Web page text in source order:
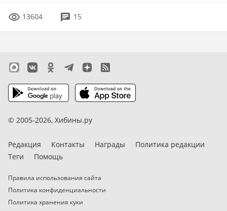
Болталка
Бизнес
Строительство, ремонт
Туризм и путешествия
Вопросы админу
Темный режим
13604 15
© 2005-2026, Хибины.ру
Редакция Контакты Награды
Политика редакции
Теги
Помощь
Правила использования сайта
Политика конфиденциальности
Политика хранения куки